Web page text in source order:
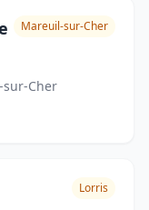
Mareuil-sur-Cher
sur-Cher
Lorris